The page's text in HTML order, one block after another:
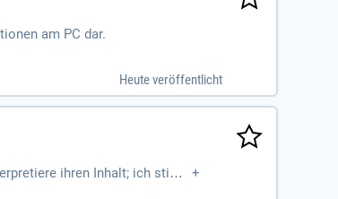
am PC dar.
Heute veröffentlicht
ihren Inhalt; ich stim
Handeln
+